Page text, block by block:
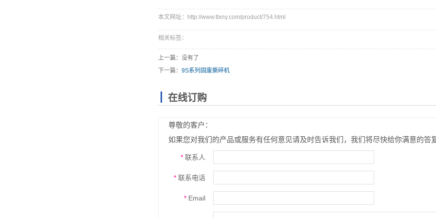
本文网址：http://www.ttxny.com/product/754.html
相关标签：
上一篇：没有了
下一篇： 9S系列固废撕碎机
在线订购
尊敬的客户：
如果您对我们的产品或服务有任何意见请及时告诉我们，我们将尽快给你满意的答
* 联系人
* 联系电话
* Email